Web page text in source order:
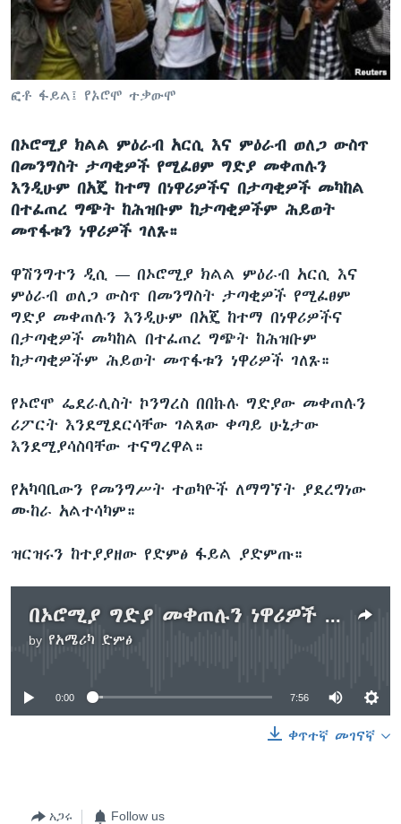
ቋንቋዎች
ፎቶ ፋይል፤ የኦሮሞ ተቃውሞ
በኦሮሚያ ክልል ምዕራብ አርሲ እና ምዕራብ ወለጋ ውስጥ
በመንግስት ታጣቂዎች የሚፈፀም ግድያ መቀጠሉን
እንዲሁም በአጄ ከተማ በነዋሪዎችና በታጣቂዎች መካከል
በተፈጠረ ግጭት ከሕዝቡም ከታጣቂዎችም ሕይወት
መጥፋቱን ነዋሪዎች ገለጹ።
ዋሽንግተን ዲሲ — በኦሮሚያ ክልል ምዕራብ አርሲ እና
ምዕራብ ወለጋ ውስጥ በመንግስት ታጣቂዎች የሚፈፀም
ግድያ መቀጠሉን እንዲሁም በአጄ ከተማ በነዋሪዎችና
በታጣቂዎች መካከል በተፈጠረ ግጭት ከሕዝቡም
ከታጣቂዎችም ሕይወት መጥፋቱን ነዋሪዎች ገለጹ።
የኦሮሞ ፌደራሊስት ኮንግረስ በበኩሉ ግድያው መቀጠሉን
ሪፖርት እንደሚደርሳቸው ገልጸው ቀጣይ ሁኔታው
እንደሚያሳስባቸው ተናግረዋል።
የአካባቢውን የመንግሥት ተወካዮች ለማግኘት ያደረግነው
ሙከራ አልተሳካም።
ዝርዝሩን ከተያያዘው የድምፅ ፋይል ያድምጡ።
በኦሮሚያ ግድያ መቀጠሉን ነዋሪዎች ገለጹ
by የአሜሪካ ድምፅ
No media source currently available
0:00 7:56
ቀጥተኛ መገናኛ
አጋሩ Follow us